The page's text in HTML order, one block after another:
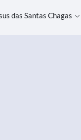
das Santas Chagas